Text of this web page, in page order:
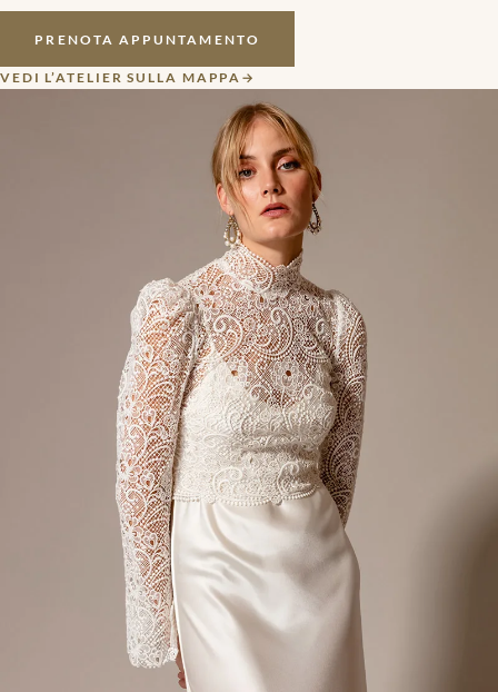
PRENOTA APPUNTAMENTO
VEDI L’ATELIER SULLA MAPPA